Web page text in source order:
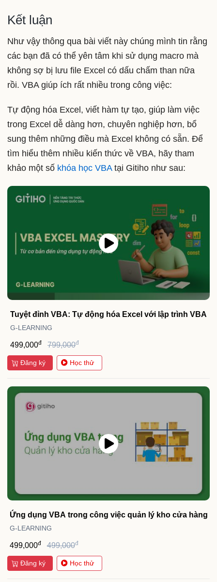
Kết luận
Như vậy thông qua bài viết này chúng mình tin rằng
các bạn đã có thể yên tâm khi sử dụng macro mà
không sợ bị lưu file Excel có dấu chấm than nữa
rồi. VBA giúp ích rất nhiều trong công việc:
Tự động hóa Excel, viết hàm tự tạo, giúp làm việc
trong Excel dễ dàng hơn, chuyên nghiệp hơn, bổ
sung thêm những điều mà Excel không có sẵn. Để
tìm hiểu thêm nhiều kiến thức về VBA, hãy tham
khảo một số khóa học VBAtại Gitiho như sau:
Tuyệt đỉnh VBA: Tự động hóa Excel với lập trình VBA
G-LEARNING
499,000đ 799,000đ
Đăng ký Học thử
Ứng dụng VBA trong công việc quản lý kho cửa hàng
G-LEARNING
499,000đ 499,000đ
Đăng ký Học thử